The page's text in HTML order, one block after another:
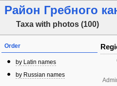
Район Гребного
Taxa with photos (100)
Order
by Latin names
by Russian names